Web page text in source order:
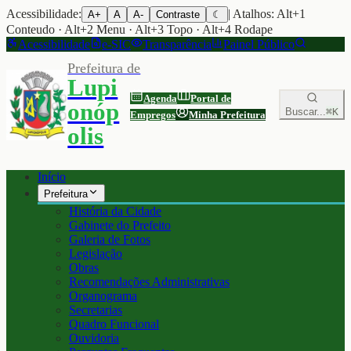
Acessibilidade: A+ A A- Contraste ☾
| Atalhos: Alt+1
Conteudo · Alt+2 Menu · Alt+3 Topo · Alt+4 Rodape
Acessibilidade
e-SIC Transparência Painel Público
Prefeitura de
Lupi
onóp
olis
Agenda
Portal de
Empregos
Minha Prefeitura Buscar...⌘K
Início
Prefeitura
História da Cidade
Gabinete do Prefeito
Galeria de Fotos
Legislação
Obras
Recomendações Administrativas
Organograma
Secretarias
Quadro Funcional
Ouvidoria